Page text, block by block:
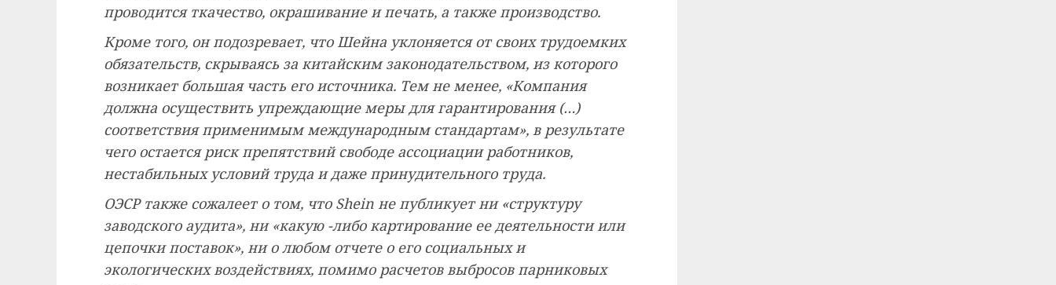
проводится ткачество, окрашивание и печать, а также производство.
Кроме того, он подозревает, что Шейна уклоняется от своих трудоемких
обязательств, скрываясь за китайским законодательством, из которого
возникает большая часть его источника. Тем не менее, «Компания
должна осуществить упреждающие меры для гарантирования (…)
соответствия применимым международным стандартам», в результате
чего остается риск препятствий свободе ассоциации работников,
нестабильных условий труда и даже принудительного труда.
ОЭСР также сожалеет о том, что Shein не публикует ни «структуру
заводского аудита», ни «какую -либо картирование ее деятельности или
цепочки поставок», ни о любом отчете о его социальных и
экологических воздействиях, помимо расчетов выбросов парниковых